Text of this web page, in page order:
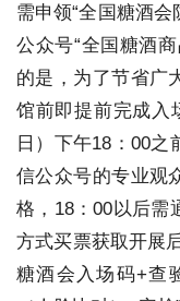
需申领“全国糖酒会
公众号“全国糖酒
的是，为了节省广
馆前即提前完成入
日）下午18：00
信公众号的专业观
格，18：00以后需
方式买票获取开展
糖酒会入场码+查